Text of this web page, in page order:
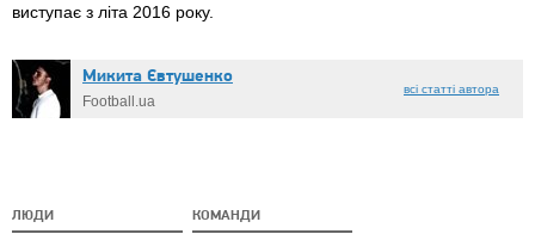
виступає з літа 2016 року.
Микита Євтушенко
Football.ua
всі статті автора
ЛЮДИ КОМАНДИ